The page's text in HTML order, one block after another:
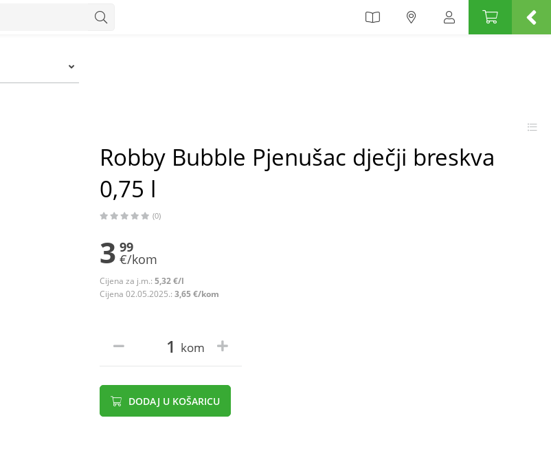
Robby Bubble Pjenušac dječji breskva
0,75 l
(0)
3 99
€/kom
Cijena za j.m.: 5,32 €/l
Cijena 02.05.2025.: 3,65 €/kom
kom
DODAJ U KOŠARICU